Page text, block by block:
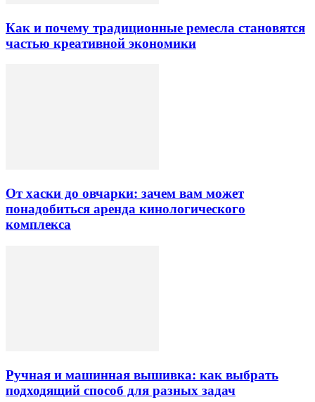
Как и почему традиционные ремесла становятся
частью креативной экономики
От хаски до овчарки: зачем вам может
понадобиться аренда кинологического
комплекса
Ручная и машинная вышивка: как выбрать
подходящий способ для разных задач